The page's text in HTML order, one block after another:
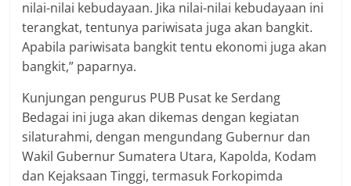
nilai-nilai kebudayaan. Jika nilai-nilai kebudayaan ini
terangkat, tentunya pariwisata juga akan bangkit.
Apabila pariwisata bangkit tentu ekonomi juga akan
bangkit,” paparnya.
Kunjungan pengurus PUB Pusat ke Serdang
Bedagai ini juga akan dikemas dengan kegiatan
silaturahmi, dengan mengundang Gubernur dan
Wakil Gubernur Sumatera Utara, Kapolda, Kodam
dan Kejaksaan Tinggi, termasuk Forkopimda